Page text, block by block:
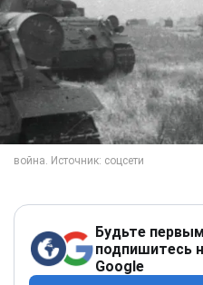
Будьте
подпишитесь
Google